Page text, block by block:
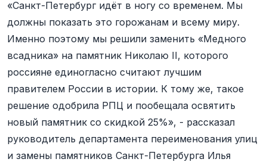
«Санкт-Петербург идёт в ногу со временем. Мы
должны показать это горожанам и всему миру.
Именно поэтому мы решили заменить «Медного
всадника» на памятник Николаю II, которого
россияне единогласно считают лучшим
правителем России в истории. К тому же, такое
решение одобрила РПЦ и пообещала освятить
новый памятник со скидкой 25%», - рассказал
руководитель департамента переименования улиц
и замены памятников Санкт-Петербурга Илья